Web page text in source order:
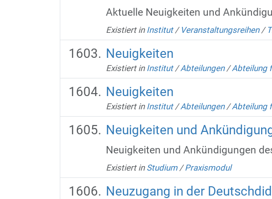
Aktuelle Neuigkeiten und
Existiert in Institut / Veranstaltungsreihen /
Neuigkeiten
Existiert in Institut /Abteilungen /Abteilung
Neuigkeiten
Existiert in Institut /Abteilungen /Abteilung
Neuigkeiten und
Neuigkeiten und Ankündigungen
Existiert in Studium /Praxismodul
Neuzugang in der